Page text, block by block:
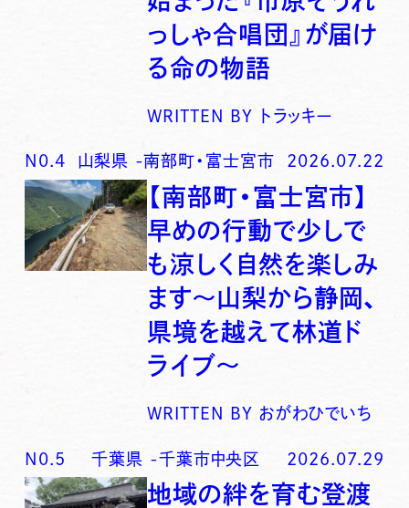
っしゃ合唱団』が届け
る命の物語
WRITTEN BY トラッキー
N0. 4 山梨県 -南部町・富士宮市 2026.07.22
【南部町・富士宮市】
早めの行動で少しで
も涼しく自然を楽しみ
ます〜山梨から静岡、
県境を越えて林道ド
ライブ〜
WRITTEN BY おがわひでいち
N0. 5 千葉県 -千葉市中央区 2026.07.29
地域の絆を育む登渡